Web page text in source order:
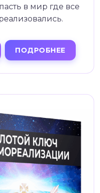
в мир где все
ПОДРОБНЕЕ